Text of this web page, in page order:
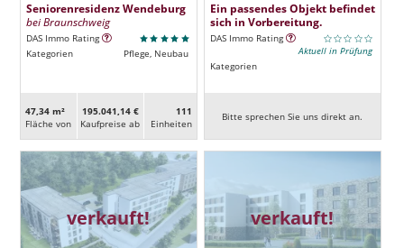
Seniorenresidenz Wendeburg
bei Braunschweig
DAS Immo Rating
Kategorien
Pflege, Neubau
47,34 m²
Fläche von
195.041,14 €
Kaufpreise ab
111
Ein­heiten
Ein passendes Objekt befindet
sich in Vorbereitung.
DAS Immo Rating
Aktuell in Prüfung
Kategorien
Bitte sprechen Sie uns direkt an.
verkauft! verkauft!